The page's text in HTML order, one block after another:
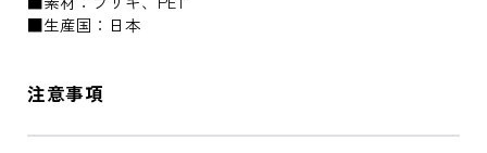
■生産国：日本
注意事項